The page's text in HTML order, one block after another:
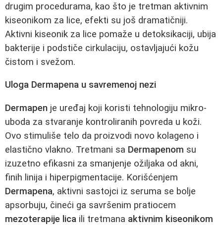
drugim procedurama, kao što je tretman aktivnim
kiseonikom za lice, efekti su još dramatičniji.
Aktivni kiseonik za lice pomaže u detoksikaciji, ubija
bakterije i podstiče cirkulaciju, ostavljajući kožu
čistom i svežom.
Uloga Dermapena u savremenoj nezi
Dermapen je uređaj koji koristi tehnologiju mikro-
uboda za stvaranje kontroliranih povreda u koži.
Ovo stimuliše telo da proizvodi novo kolageno i
elastično vlakno. Tretmani sa Dermapenom su
izuzetno efikasni za smanjenje ožiljaka od akni,
finih linija i hiperpigmentacije. Korišćenjem
Dermapena, aktivni sastojci iz seruma se bolje
apsorbuju, čineći ga savršenim pratiocem
mezoterapije lica ili tretmana aktivnim kiseonikom